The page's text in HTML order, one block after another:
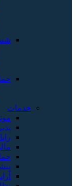
خدمات